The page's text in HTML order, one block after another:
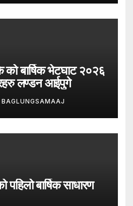
बार्षिक भेटघाट २०२६
लण्डन आईपुगे
BAGLUNGSAMAAJ
पहिलो बार्षिक साधारण